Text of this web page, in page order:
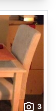
3